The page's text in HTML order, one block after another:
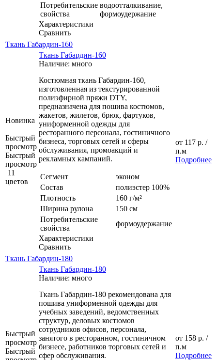
Потребительские
свойства
водоотталкивание,
формоудержание
Характеристики
Сравнить
Ткань Габардин-160
Новинка
Быстрый
просмотр
Быстрый
просмотр
11
цветов
Ткань Габардин-160
Наличие: много
Костюмная ткань Габардин-160,
изготовленная из текстурированной
полиэфирной пряжи DTY,
предназначена для пошива костюмов,
жакетов, жилетов, брюк, фартуков,
униформенной одежды для
ресторанного персонала, гостиничного
бизнеса, торговых сетей и сферы
обслуживания, промоакций и
рекламных кампаний.
Сегмент
эконом
Состав
полиэстер 100%
Плотность
160 г/м²
Ширина рулона
150 см
Потребительские
свойства
формоудержание
Характеристики
Сравнить
от 117 р. /
п.м
Подробнее
Ткань Габардин-180
Быстрый
просмотр
Быстрый
Ткань Габардин-180
Наличие: много
Ткань Габардин-180 рекомендована для
пошива униформенной одежды для
учебных заведений, ведомственных
структур, деловых костюмов
сотрудников офисов, персонала,
занятого в ресторанном, гостиничном
бизнесе, работников торговых сетей и
сфер обслуживания.
от 158 р. /
п.м
Подробнее